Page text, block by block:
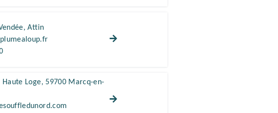
Attin
Haute Loge, 59700 Marcq-en-